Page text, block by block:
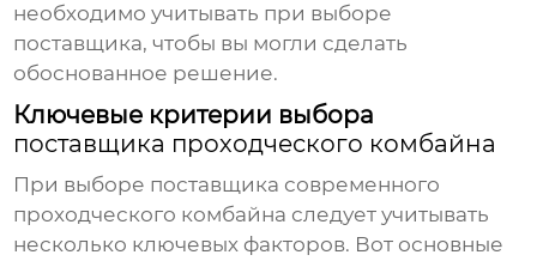
необходимо учитывать при выборе
поставщика, чтобы вы могли сделать
обоснованное решение.
Ключевые критерии выбора
поставщика проходческого комбайна
При выборе поставщика современного
проходческого комбайна следует учитывать
несколько ключевых факторов. Вот основные